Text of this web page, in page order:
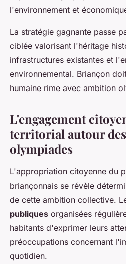
l'environnement et
La stratégie gagnante passe
ciblée valorisant l'héritage
infrastructures existantes et
environnemental. Briançon
humaine rime avec ambition
L'engagement
territorial autour
olympiades
L'appropriation citoyenne du
briançonnais se révèle
de cette ambition collective.
publiques organisées
habitants d'exprimer leurs
préoccupations concernant
quotidien.